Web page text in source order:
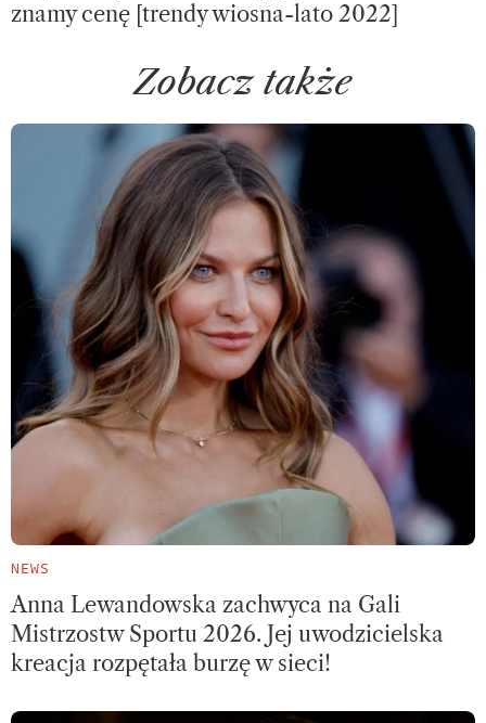
znamy cenę [trendy wiosna-lato 2022]
Zobacz także
NEWS
Anna Lewandowska zachwyca na Gali
Mistrzostw Sportu 2026. Jej uwodzicielska
kreacja rozpętała burzę w sieci!